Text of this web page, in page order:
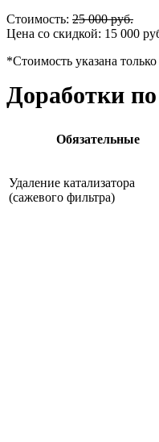
Стоимость: 25 000руб.
Цена со скидкой: 15 000
*Стоимость указана
Доработки
Обязательные
Удаление катализатора
(сажевого фильтра)